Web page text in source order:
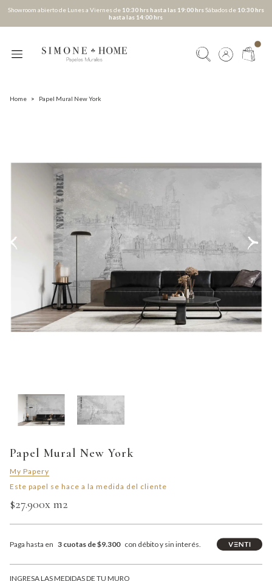
Showroom abierto de Lunes a Viernes de 10:30 hrs hasta las 19:00 hrsSábados de 10:30 hrs
hasta las 14:00 hrs
Home > Papel Mural New York
Papel Mural New York
My Papery
Este papel se hace a la medida del cliente
$27.900x m2
Paga hasta en 3 cuotas de $9.300 con débito y sin interés.
INGRESA LAS MEDIDAS DE TU MURO